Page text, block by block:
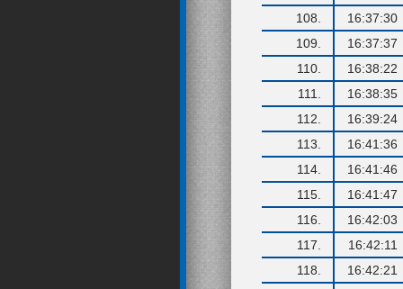
108.
16:37:30
109.
16:37:37
110.
16:38:22
111.
16:38:35
112.
16:39:24
113.
16:41:36
114.
16:41:46
115.
16:41:47
116.
16:42:03
117.
16:42:11
118.
16:42:21